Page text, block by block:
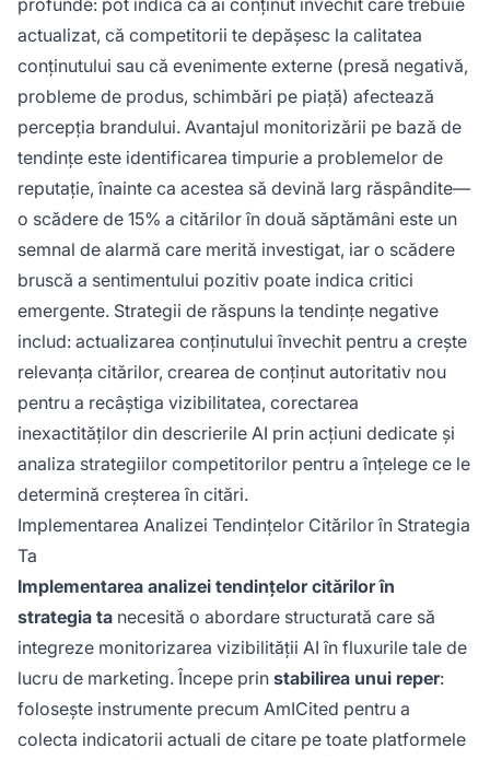
actualizat, că competitorii te depășesc la calitatea
conținutului sau că evenimente externe (presă negativă,
probleme de produs, schimbări pe piață) afectează
percepția brandului. Avantajul monitorizării pe bază de
tendințe este identificarea timpurie a problemelor de
reputație, înainte ca acestea să devină larg răspândite—
o scădere de 15% a citărilor în două săptămâni este un
semnal de alarmă care merită investigat, iar o scădere
bruscă a sentimentului pozitiv poate indica critici
emergente. Strategii de răspuns la tendințe negative
includ: actualizarea conținutului învechit pentru a crește
relevanța citărilor, crearea de conținut autoritativ nou
pentru a recâștiga vizibilitatea, corectarea
inexactităților din descrierile AI prin acțiuni dedicate și
analiza strategiilor competitorilor pentru a înțelege ce le
determină creșterea în citări.
Implementarea Analizei Tendințelor Citărilor în Strategia
Ta
Implementarea analizei tendințelor citărilor în
strategia ta necesită o abordare structurată care să
integreze monitorizarea vizibilității AI în fluxurile tale de
lucru de marketing. Începe prin stabilirea unui reper:
folosește instrumente precum AmICited pentru a
colecta indicatorii actuali de citare pe toate platformele